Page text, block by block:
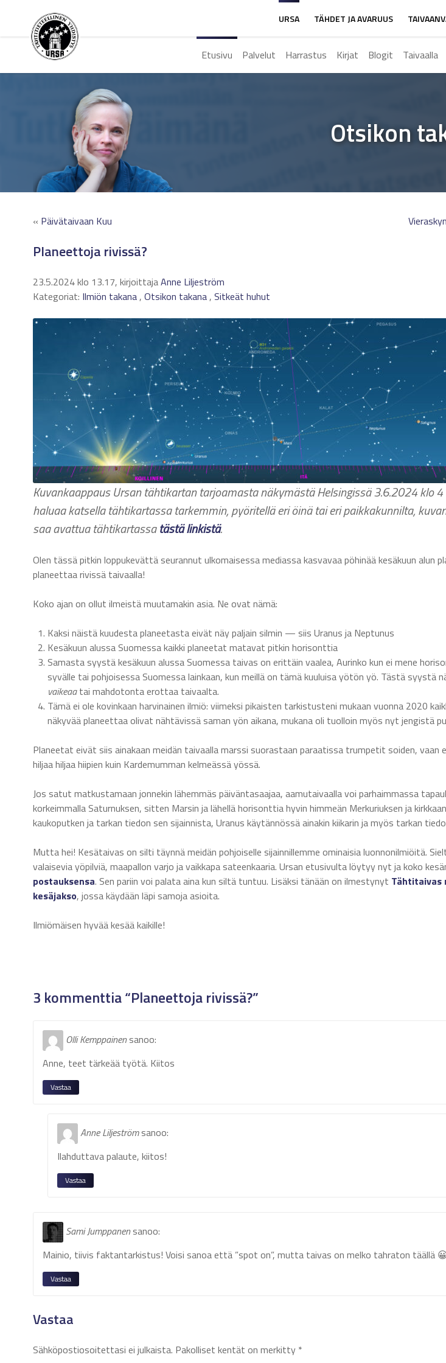
URSA TÄHDET JA AVARUUS
Etusivu Palvelut Harrastus Kirjat Blogit Taivaalla
Otsikon
« Päivätaivaan Kuu
Planeettoja rivissä?
23.5.2024 klo 13.17, kirjoittajaAnne Liljeström
Kategoriat: Ilmiön takana, Otsikon takana, Sitkeät huhut
Kuvankaappaus Ursan tähtikartan tarjoamasta näkymästä Helsingissä 3.6.2024 klo
haluaa katsella tähtikartassa tarkemmin, pyöritellä eri öinä tai eri paikkakunnilta,
saa avattua tähtikartassatästä linkistä.
Olen tässä pitkin loppukevättä seurannut ulkomaisessa mediassa kasvavaa pöhinää kesäkuun alun
planeettaa rivissä taivaalla!
Koko ajan on ollut ilmeistä muutamakin asia. Ne ovat nämä:
Kaksi näistä kuudesta planeetasta eivät näy paljain silmin — siis Uranus ja Neptunus
Kesäkuun alussa Suomessa kaikki planeetat matavat pitkin horisonttia
Samasta syystä kesäkuun alussa Suomessa taivas on erittäin vaalea, Aurinko kun ei mene
syvälle tai pohjoisessa Suomessa lainkaan, kun meillä on tämä kuuluisa yötön yö. Tästä syystä
vaikeaatai mahdotonta erottaa taivaalta.
Tämä ei ole kovinkaan harvinainen ilmiö: viimeksi pikaisten tarkistusteni mukaan vuonna 2020
näkyvää planeettaa olivat nähtävissä saman yön aikana, mukana oli tuolloin myös nyt jengistä
Planeetat eivät siis ainakaan meidän taivaalla marssi suorastaan paraatissa trumpetit soiden, vaan
hiljaa hiljaa hiipien kuin Kardemumman kelmeässä yössä.
Jos satut matkustamaan jonnekin lähemmäs päiväntasaajaa, aamutaivaalla voi parhaimmassa
korkeimmalla Saturnuksen, sitten Marsin ja lähellä horisonttia hyvin himmeän Merkuriuksen ja
kaukoputken ja tarkan tiedon sen sijainnista, Uranus käytännössä ainakin kiikarin ja myös tarkan
Mutta hei! Kesätaivas on silti täynnä meidän pohjoiselle sijainnillemme ominaisia luonnonilmiöitä.
valaisevia yöpilviä, maapallon varjo ja vaikkapa sateenkaaria. Ursan etusivulta löytyy nyt ja koko
postauksensa. Sen pariin voi palata aina kun siltä tuntuu. Lisäksi tänään on ilmestynyt Tähtitaivas
kesäjakso, jossa käydään läpi samoja asioita.
Ilmiömäisen hyvää kesää kaikille!
3 kommenttia “Planeettoja rivissä?”
Olli Kemppainen sanoo:
Anne, teet tärkeää työtä. Kiitos
Vastaa
Anne Liljeström sanoo:
Ilahduttava palaute, kiitos!
Vastaa
Sami Jumppanen sanoo:
Mainio, tiivis faktantarkistus! Voisi sanoa että ”spot on”, mutta taivas on melko tahraton täällä
Vastaa
Vastaa
Sähköpostiosoitettasi ei julkaista. Pakolliset kentät on merkitty *